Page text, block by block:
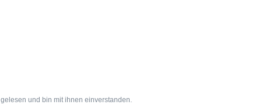
gelesen und bin mit ihnen einverstanden.